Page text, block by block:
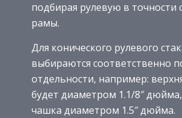
подбирая рулевую в точности
рамы.
Для конического рулевого
выбираются соответственно
отдельности, например:
будет диаметром 1.1/8″
чашка диаметром 1.5″ дюйма.